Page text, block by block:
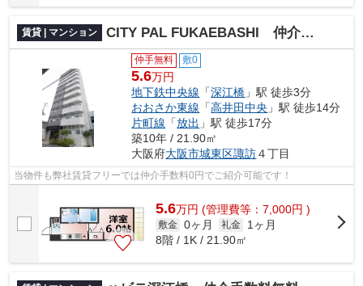
賃貸 | マンション CITY PAL FUKAEBASHI 仲介手数料無料
仲手無料 敷0
5.6万円
地下鉄中央線 「深江橋 」駅 徒歩3分
おおさか東線 「高井田中央 」駅 徒歩14分
片町線 「放出 」駅 徒歩17分
築10年 / 21.90㎡
大阪府大阪市城東区諏訪４丁目
当物件も弊社賃貸フリーでは仲介手数料0円でご紹介可能です！
5.6万円 (管理費等：7,000円 )
敷金 0ヶ月 礼金
1ヶ月
8階 / 1K / 21.90㎡